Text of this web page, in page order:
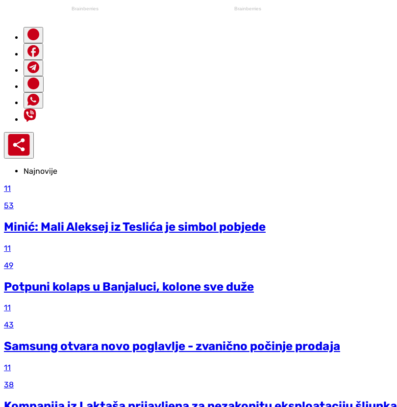
Najnovije
11
53
Minić: Mali Aleksej iz Teslića je simbol pobjede
11
49
Potpuni kolaps u Banjaluci, kolone sve duže
11
43
Samsung otvara novo poglavlje - zvanično počinje prodaja
11
38